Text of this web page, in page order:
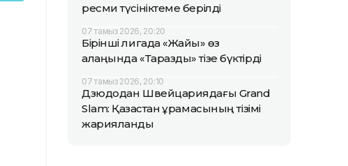
ресми түсініктеме берілді
07 тамыз 2026, 20:20
Бірінші лигада «Жайық» өз
алаңында «Таразды» тізе бүктірді
07 тамыз 2026, 20:10
Дзюдодан Швейцариядағы Grand
Slam: Қазақстан құрамасының тізімі
жарияланды